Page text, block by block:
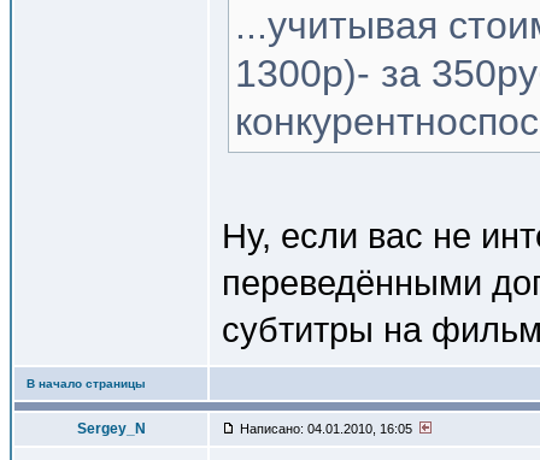
...учитывая
1300р)- за
Ну, если вас не
переведёнными
субтитры на
В начало страницы
Sergey_N Написано: 04.01.2010, 16:05